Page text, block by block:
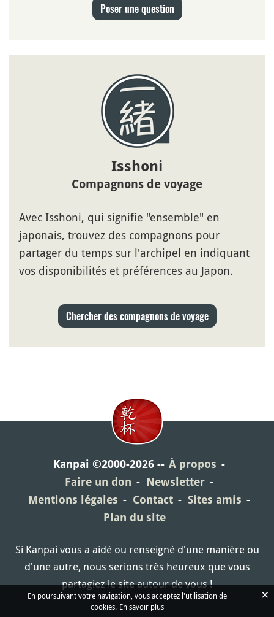
Poser une question
Isshoni
Compagnons de voyage
Avec Isshoni, qui signifie "ensemble" en
japonais, trouvez des compagnons pour
partager du temps sur l'archipel en indiquant
vos disponibilités et préférences au Japon.
Chercher des compagnons de voyage
Kanpai ©2000-2026
À propos
Faire un don
Newsletter
Mentions légales
Contact
Sites amis
Plan du site
Si Kanpai vous a aidé ou renseigné d'une manière ou
d'une autre, nous serions très heureux que vous
partagiez le site autour de vous !
En poursuivant votre navigation, vous acceptez l'utilisation de
cookies. En savoir plus
×